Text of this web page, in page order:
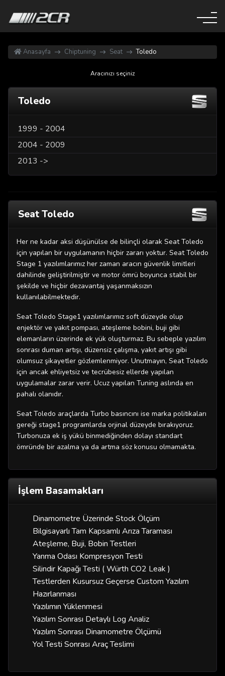
Anasayfa Chiptuning Seat Toledo
Aracınızı seçiniz
Toledo
1999 - 2004
2004 - 2009
2013 ->
Seat Toledo
Her ne kadar aksi düşünülse de bilinçli olarak Seat Toledo
için yapılan bir uygulamanın hiçbir zararı yoktur. Seat Toledo
Stage 1 yazılımlarımız her zaman aracın güvenlik limitleri
dahilinde geliştirilmiştir ve motor ömrü boyunca stabil bir
şekilde ve hiçbir dezavantaj yaşanmaksızın
kullanılabilmektedir.
Seat Toledo Stage1 yazılımlarımız soft düzeyde olup
enjektör ve yakıt pompası, ateşleme bobini, buji gibi
elemanların üzerinde ek yük oluşturmaz. Bu sebeple yazılım
sonrası duman artışı, düzensiz çalışma, yakıt artışı gibi
olumsuz şikayetler gözlemlenmiyor. Unutmayın, Seat Toledo
için ancak ehliyetsiz ve tecrübesiz ellerde yapılan
uygulamalar zarar verir. Ucuz yapılan Tuning aslında en
pahalı olanıdır.
Seat Toledo araçlarda Turbo basıncını ise marka politikaları
gereği stage1 programlarda orjinal düzeyde bırakıyoruz.
Turbonuza ek iş yükü binmediğinden dolayı standart
ömründe bir azalma ya da artma söz konusu olmamakta.
İşlem Basamakları
Dinamometre Üzerinde Stock Ölçüm
Bilgisayarlı Tam Kapsamlı Arıza Taraması
Ateşleme, Buji, Bobin Testleri
Yanma Odası Kompresyon Testi
Silindir Kapağı Testi ( Würth CO2 Leak )
Testlerden Kusursuz Geçerse Custom Yazılım
Hazırlanması
Yazılımın Yüklenmesi
Yazılım Sonrası Detaylı Log Analiz
Yazılım Sonrası Dinamometre Ölçümü
Yol Testi Sonrası Araç Teslimi